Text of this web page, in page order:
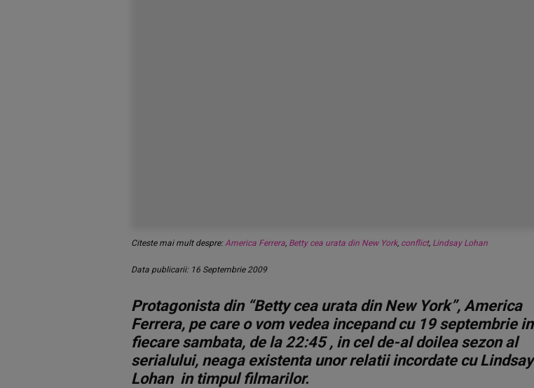
Citeste mai mult despre:America Ferrera, Betty cea urata din New York, conflict, Lindsay Lohan
Data publicarii: 16 Septembrie 2009
Protagonista din “Betty cea urata din New York”, America
Ferrera, pe care o vom vedea incepand cu 19 septembrie in
fiecare sambata, de la 22:45 , in cel de-al doilea sezon al
serialului, neaga existenta unor relatii incordate cu Lindsay
Lohan in timpul filmarilor.